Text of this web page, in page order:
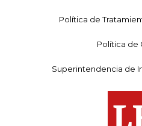
Política de
Política de
Superintendencia de